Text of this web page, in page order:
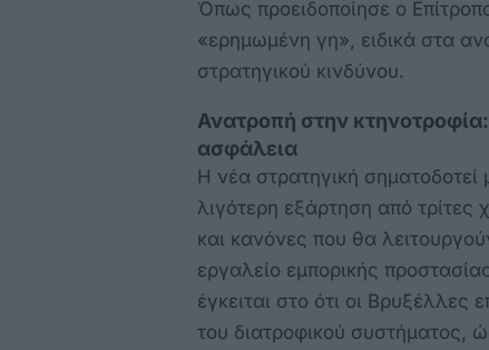
Όπως προειδοποίησε ο
«ερημωμένη γη», ειδικά στα
στρατηγικού κινδύνου.
Ανατροπή στην
ασφάλεια
Η νέα στρατηγική
λιγότερη εξάρτηση από
και κανόνες που θα
εργαλείο εμπορικής
έγκειται στο ότι οι Βρυξέλλες
του διατροφικού συστήματος,